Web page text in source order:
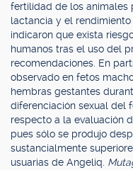
fertilidad de los animales
lactancia y el
indicaron que exista
humanos tras el uso del
recomendaciones. En
observado en fetos
hembras gestantes
diferenciación sexual del
respecto a la evaluación
pues sólo se produjo
sustancialmente
usuarias de Angeliq.